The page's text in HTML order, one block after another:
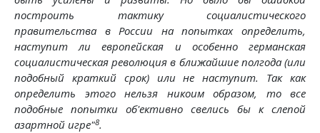
построить тактику социалистического
правительства в России на попытках определить,
наступит ли европейская и особенно германская
социалистическая революция в ближайшие полгода (или
подобный краткий срок) или не наступит. Так как
определить этого нельзя никоим образом, то все
подобные попытки об'ективно свелись бы к слепой
азартной игре"8.